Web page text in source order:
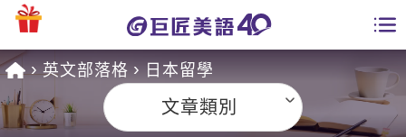
課程總覽
學員專區
英文部落格 日本留學
文章類別